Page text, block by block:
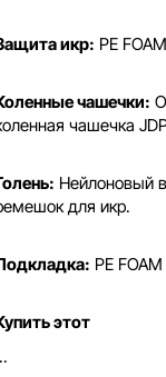
икр: PE
чашечки:
чашечка
Нейлоновый
для икр.
PE
этот